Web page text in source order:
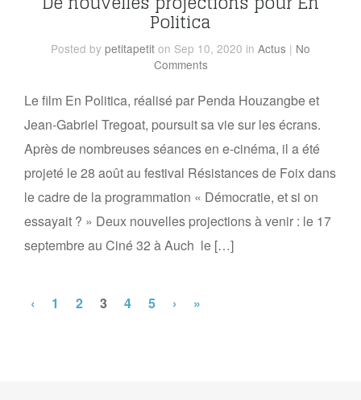
Politica
Posted by petitapetit on Sep 10, 2020 in Actus | No
Comments
Le film En Politica, réalisé par Penda Houzangbe et
Jean-Gabriel Tregoat, poursuit sa vie sur les écrans.
Après de nombreuses séances en e-cinéma, il a été
projeté le 28 août au festival Résistances de Foix dans
le cadre de la programmation « Démocratie, et si on
essayait ? » Deux nouvelles projections à venir : le 17
septembre au Ciné 32 à Auch le […]
‹ 1 2 3 4 5 › »